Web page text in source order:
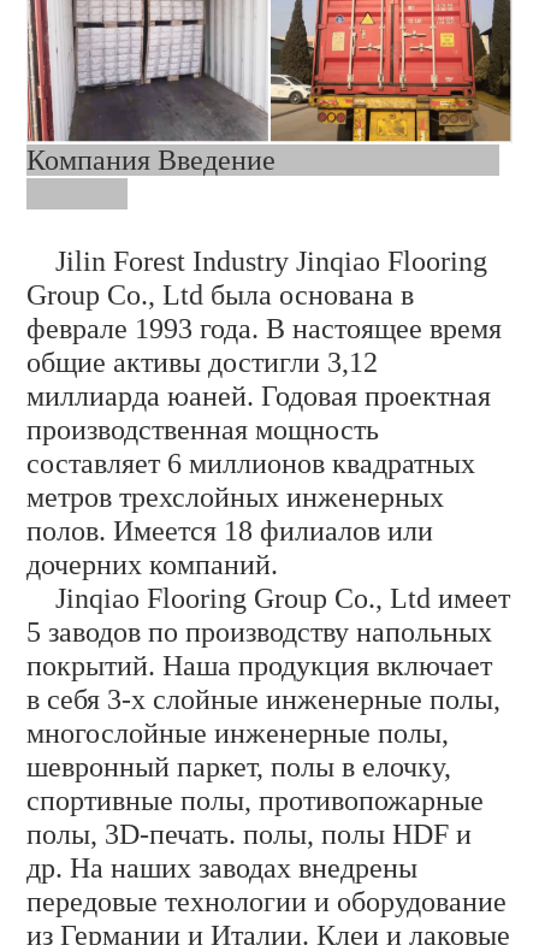
Компания Введение
Jilin Forest Industry Jinqiao Flooring
Group Co., Ltd была основана в
феврале 1993 года. В настоящее время
общие активы достигли 3,12
миллиарда юаней. Годовая проектная
производственная мощность
составляет 6 миллионов квадратных
метров трехслойных инженерных
полов. Имеется 18 филиалов или
дочерних компаний.
Jinqiao Flooring Group Co., Ltd имеет
5 заводов по производству напольных
покрытий. Наша продукция включает
в себя 3-х слойные инженерные полы,
многослойные инженерные полы,
шевронный паркет, полы в елочку,
спортивные полы, противопожарные
полы, 3D-печать.полы, полы HDF и
др. На наших заводах внедрены
передовые технологии и оборудование
из Германии и Италии. Клеи и лаковые